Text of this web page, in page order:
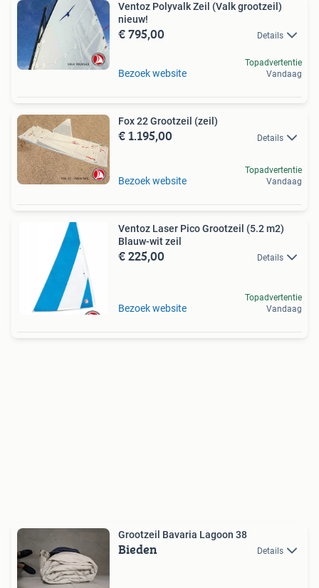
Ventoz Polyvalk Zeil (Valk grootzeil)
nieuw!
€ 795,00 Details
Bezoek website
Topadvertentie
Vandaag
Fox 22 Grootzeil (zeil)
€ 1.195,00 Details
Bezoek website
Topadvertentie
Vandaag
Ventoz Laser Pico Grootzeil (5.2 m2)
Blauw-wit zeil
€ 225,00 Details
Bezoek website
Topadvertentie
Vandaag
Grootzeil Bavaria Lagoon 38
Bieden Details